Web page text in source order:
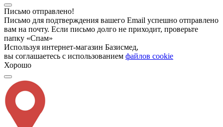
Письмо отправлено!
Письмо для подтверждения вашего Email успешно отправлено
вам на почту. Если письмо долго не приходит, проверьте
папку «Спам»
Используя интернет-магазин Базисмед,
вы соглашаетесь с использованием файлов cookie
Хорошо